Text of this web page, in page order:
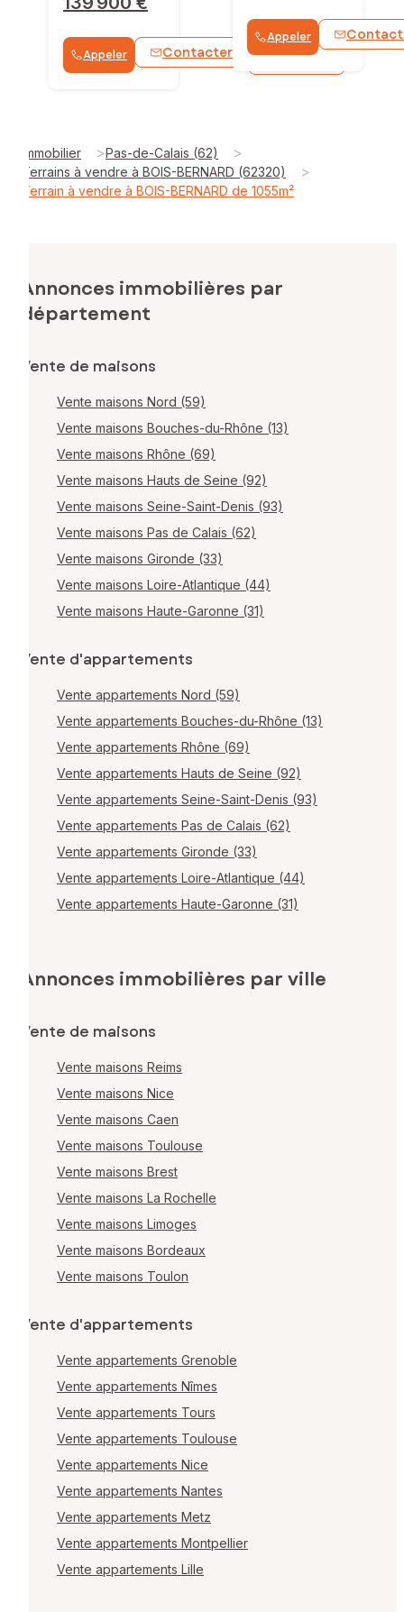
Appeler Contacter WhatsApp
Appeler
Immobilier >Pas-de-Calais (62) >
Terrains à vendre à BOIS-BERNARD (62320) >
Terrain à vendre à BOIS-BERNARD de 1055m²
Annonces immobilières par
département
Vente de maisons
Vente maisons Nord (59)
Vente maisons Bouches-du-Rhône (13)
Vente maisons Rhône (69)
Vente maisons Hauts de Seine (92)
Vente maisons Seine-Saint-Denis (93)
Vente maisons Pas de Calais (62)
Vente maisons Gironde (33)
Vente maisons Loire-Atlantique (44)
Vente maisons Haute-Garonne (31)
Vente d'appartements
Vente appartements Nord (59)
Vente appartements Bouches-du-Rhône (13)
Vente appartements Rhône (69)
Vente appartements Hauts de Seine (92)
Vente appartements Seine-Saint-Denis (93)
Vente appartements Pas de Calais (62)
Vente appartements Gironde (33)
Vente appartements Loire-Atlantique (44)
Vente appartements Haute-Garonne (31)
Annonces immobilières par ville
Vente de maisons
Vente maisons Reims
Vente maisons Nice
Vente maisons Caen
Vente maisons Toulouse
Vente maisons Brest
Vente maisons La Rochelle
Vente maisons Limoges
Vente maisons Bordeaux
Vente maisons Toulon
Vente d'appartements
Vente appartements Grenoble
Vente appartements Nîmes
Vente appartements Tours
Vente appartements Toulouse
Vente appartements Nice
Vente appartements Nantes
Vente appartements Metz
Vente appartements Montpellier
Vente appartements Lille